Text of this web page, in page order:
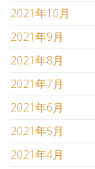
2021年10月
2021年9月
2021年8月
2021年7月
2021年6月
2021年5月
2021年4月